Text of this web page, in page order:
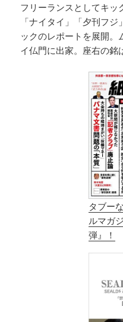
フリーランスとしてキッ
「ナイタイ」「夕刊フ
ックのレポートを展開。
イ仏門に出家。座右の銘
タブー
ルマガ
弾』！